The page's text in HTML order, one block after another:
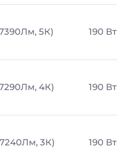
5К) 190 Вт
4К) 190 Вт
3К) 190 Вт